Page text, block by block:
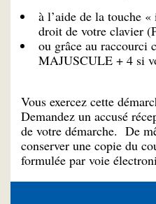
à l’aide de la touche
droit de votre clavier
ou grâce au raccourci
MAJUSCULE + 4 si
Vous exercez cette
Demandez un accusé
de votre démarche. De
conserver une copie du
formulée par voie